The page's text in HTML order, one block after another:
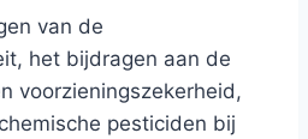
van de
het bijdragen aan de
voorzieningszekerheid,
pesticiden bij